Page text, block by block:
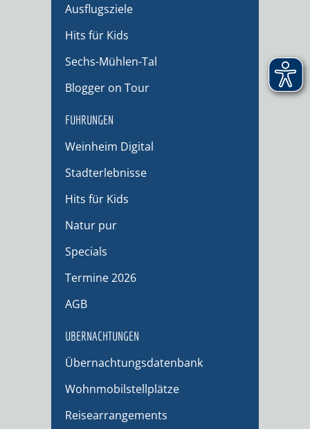
Ausflugsziele
Hits für Kids
Sechs-Mühlen-Tal
Blogger on Tour
FÜHRUNGEN
Weinheim Digital
Stadterlebnisse
Hits für Kids
Natur pur
Specials
Termine 2026
AGB
ÜBERNACHTUNGEN
Übernachtungsdatenbank
Wohnmobilstellplätze
Reisearrangements